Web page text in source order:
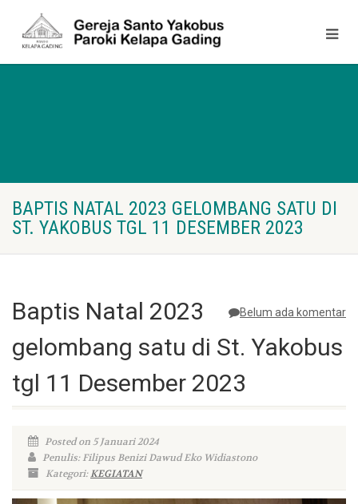
BAPTIS NATAL 2023 GELOMBANG SATU DI
ST. YAKOBUS TGL 11 DESEMBER 2023
Belum ada komentar
Baptis Natal 2023
gelombang satu di St. Yakobus
tgl 11 Desember 2023
Posted on 5 Januari 2024
Penulis: Filipus Benizi Dawud Eko Widiastono
Kategori:KEGIATAN